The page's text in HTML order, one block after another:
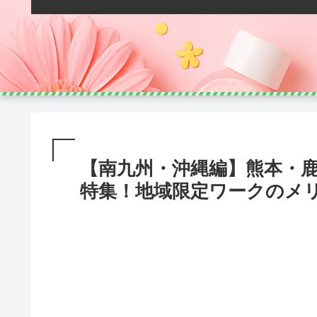
【南九州・沖縄編】熊本
特集！地域限定ワークのメ